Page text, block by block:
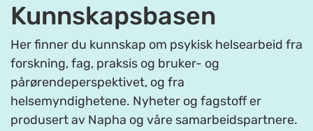
Kunnskapsbasen
Her finner du kunnskap om psykisk helsearbeid fra
forskning, fag, praksis og bruker- og
pårørendeperspektivet, og fra
helsemyndighetene. Nyheter og fagstoff er
produsert av Napha og våre samarbeidspartnere.